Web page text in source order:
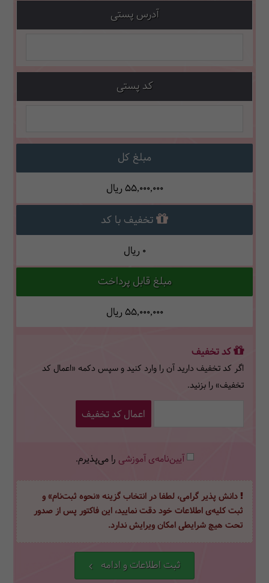
آدرس پستی
کد پستی
مبلغ کل
55,000,000 ریال
تخفیف با کد
0 ریال
مبلغ قابل پرداخت
55,000,000 ریال
کد تخفیف
اگر کد تخفیف دارید آن را وارد کنید و سپس دکمه «اعمال کد
تخفیف» را بزنید.
اعمال کد تخفیف
آیین‌نامه‌ی آموزشی را می‌پذیرم.
دانش پذیر گرامی، لطفا در انتخاب گزینه «نحوه ثبت‌نام» و
ثبت کلیه‌ی اطلاعات خود دقت نمایید، این فاکتور پس از صدور
تحت هیچ شرایطی امکان ویرایش ندارد.
ثبت اطلاعات و ادامه